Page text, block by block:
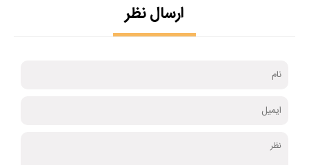
ارسال نظر